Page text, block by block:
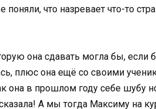
поняли, что назревает что-то
она сдавать могла бы,
плюс она ещё со своими
она в прошлом году себе шубу
сказала! А мы тогда Максиму на